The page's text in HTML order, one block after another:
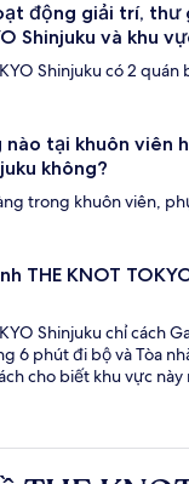
động giải trí, thư
Shinjuku và khu
Shinjuku có 2
nào tại khuôn viên
không?
trong khuôn viên,
THE KNOT
Shinjuku chỉ cách
6 phút đi bộ và Tòa
cho biết khu vực